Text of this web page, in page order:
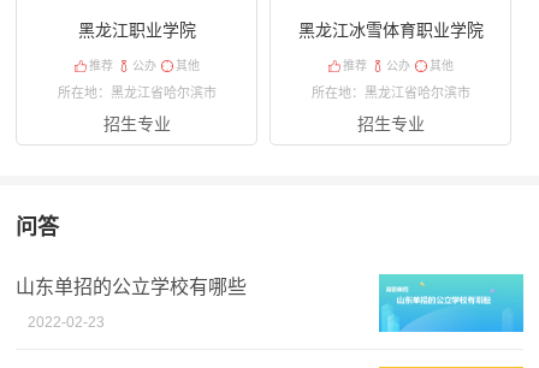
黑龙江职业学院
推荐 公办 其他
所在地：黑龙江省哈尔滨市
招生专业
黑龙江冰雪体育职业学院
推荐 公办 其他
所在地：黑龙江省哈尔滨市
招生专业
问答
山东单招的公立学校有哪些
2022-02-23